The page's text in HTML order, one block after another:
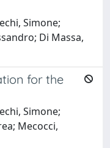
Simone;
Di Massa,
for the
Simone;
Mecocci,